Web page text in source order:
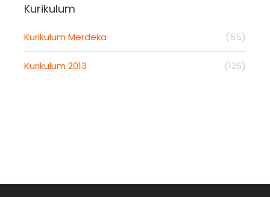
Kurikulum
Kurikulum Merdeka (55)
Kurikulum 2013 (126)